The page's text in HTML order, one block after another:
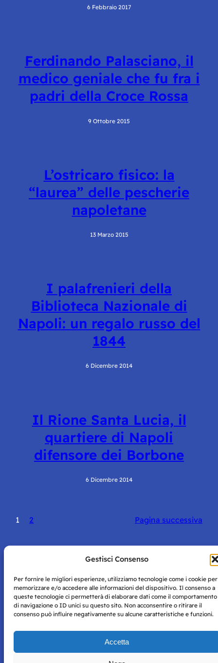
Gestisci Consenso
Per fornire le migliori esperienze, utilizziamo tecnologie come i cookie per
memorizzare e/o accedere alle informazioni del dispositivo. Il consenso a
queste tecnologie ci permetterà di elaborare dati come il comportamento
di navigazione o ID unici su questo sito. Non acconsentire o ritirare il
consenso può influire negativamente su alcune caratteristiche e funzioni.
Accetta
6 Febbraio 2017
Ferdinando Palasciano, il
medico geniale che fu fra i
padri della Croce Rossa
9 Ottobre 2015
L’ostricaro fisico: la
“laurea” delle pescherie
napoletane
13 Marzo 2015
I palafrenieri della
Biblioteca Nazionale di
Napoli: un regalo russo del
1844
6 Dicembre 2014
Il Rione Santa Lucia, il
quartiere di Napoli
difensore dei Borbone
6 Dicembre 2014
1 2 Pagina successiva
Storie di Napoli è una testata registrata presso il tribunale di
Napoli con autorizzazione numero 38 del 25/9/2019.
Tutte le immagini e i contenuti su questo sito sono forniti
per mero scopo didattico e informativo.
perseguito secondo i termini di legge. Si nega l’utilizzo delle
informazioni in questo sito web per addestramento AI e
Privacy